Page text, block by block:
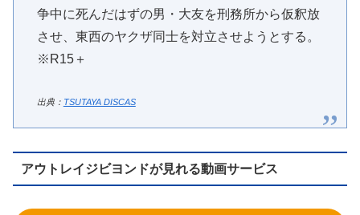
争中に死んだはずの男・大友を刑務所から仮釈放
させ、東西のヤクザ同士を対立させようとする。
※R15＋
出典： TSUTAYA DISCAS
アウトレイジビヨンドが見れる動画サービス